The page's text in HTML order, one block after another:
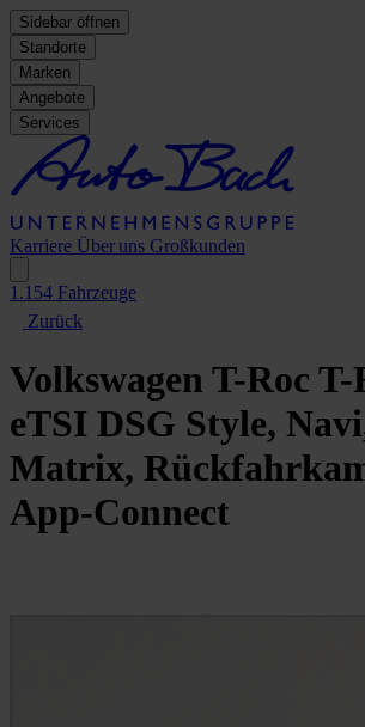
Sidebar öffnen
Standorte
Marken
Angebote
Services
Karriere Über uns Großkunden
1.154 Fahrzeuge
Zurück
Volkswagen T-RocT-
eTSI DSG Style,
Matrix,
App-Connect